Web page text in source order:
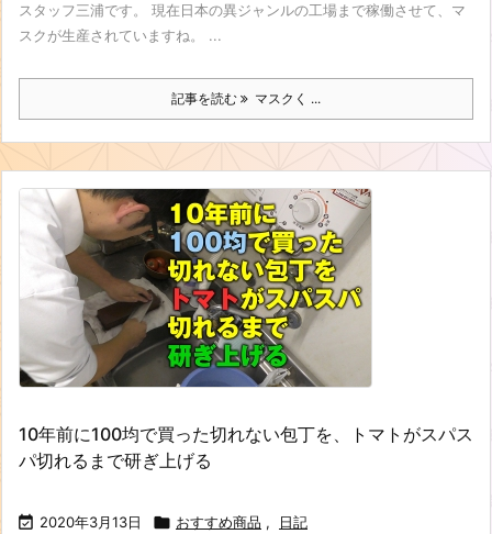
スタッフ三浦です。 現在日本の異ジャンルの工場まで稼働させて、マ
スクが生産されていますね。 ...
記事を読む マスクく ...
10年前に100均で買った切れない包丁を、トマトがスパス
パ切れるまで研ぎ上げる
 2020年3月13日  おすすめ商品 , 日記